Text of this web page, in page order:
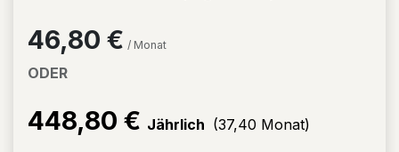
46,80 € / Monat
ODER
448,80 € Jährlich (37,40 Monat)